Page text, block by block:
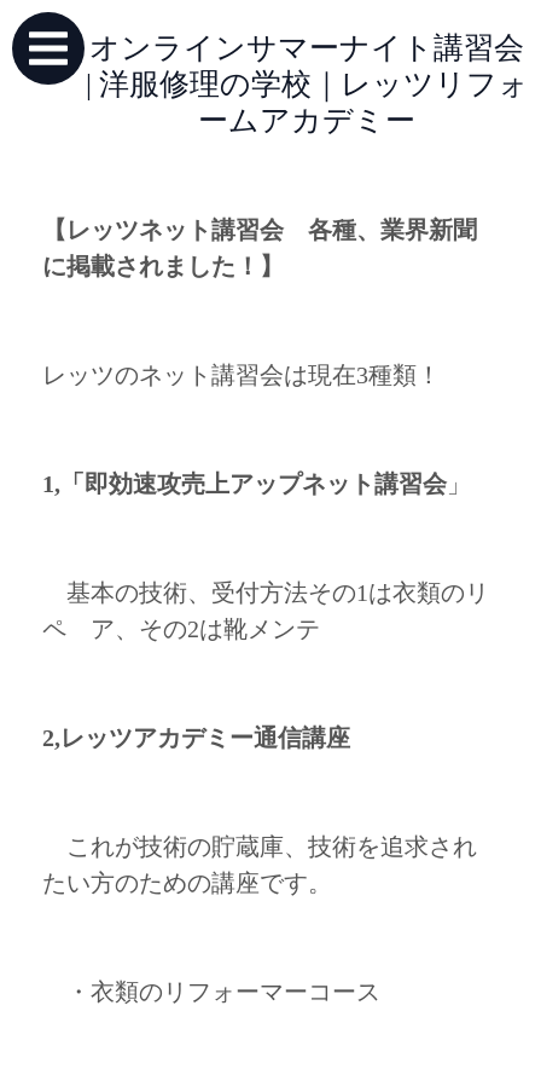
オンラインサマーナイト講習会
| 洋服修理の学校｜レッツリフォ
ームアカデミー
【レッツネット講習会 各種、業界新聞
に掲載されました！】
レッツのネット講習会は現在3種類！
1,「即効速攻売上アップネット講習会」
基本の技術、受付方法その1は衣類のリ
ペ ア、その2は靴メンテ
2,レッツアカデミー通信講座
これが技術の貯蔵庫、技術を追求され
たい方のための講座です。
・衣類のリフォーマーコース